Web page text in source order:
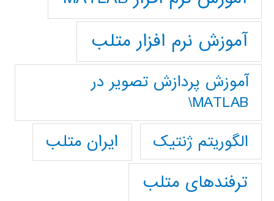
آموزش نرم افزار متلب
آموزش پردازش تصوير در
MATLAB\
الگوریتم ژنتیک
ایران متلب
ترفندهای متلب